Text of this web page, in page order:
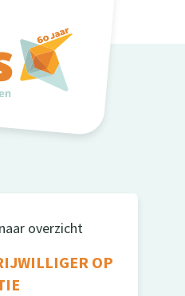
overzicht
OP